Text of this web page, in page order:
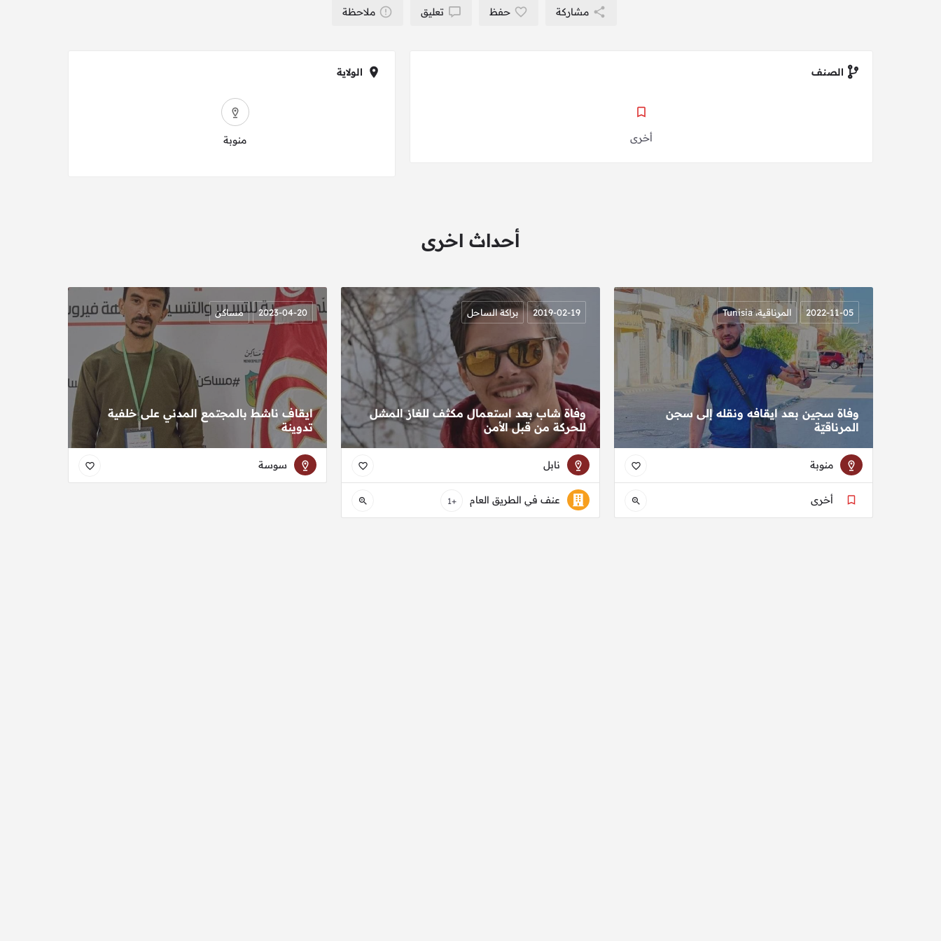
مشاركة حفظ تعليق ملاحظة
الصنف
أخرى
الولاية
منوبة
أحداث اخرى
وفاة سجين بعد ايقافه ونقله إلى سجن
المرناقيّة
2022-11-05 المرناقية، Tunisia
منوبة
أخرى
وفاة شاب بعد استعمال مكثف للغاز المشل
للحركة من قبل الأمن
2019-02-19 براكة الساحل
نابل
عنف في الطريق العام +1
ايقاف ناشط بالمجتمع المدني على خلفية
تدوينة
2023-04-20 مساكن
سوسة